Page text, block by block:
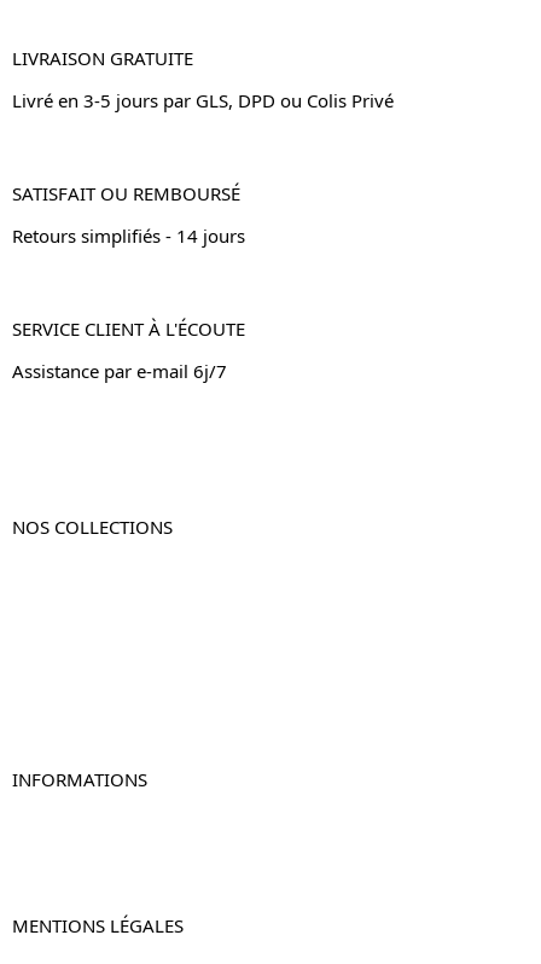
LIVRAISON GRATUITE
Livré en 3-5 jours par GLS, DPD ou Colis Privé
SATISFAIT OU REMBOURSÉ
Retours simplifiés - 14 jours
SERVICE CLIENT À L'ÉCOUTE
Assistance par e-mail 6j/7
NOS COLLECTIONS
INFORMATIONS
MENTIONS LÉGALES